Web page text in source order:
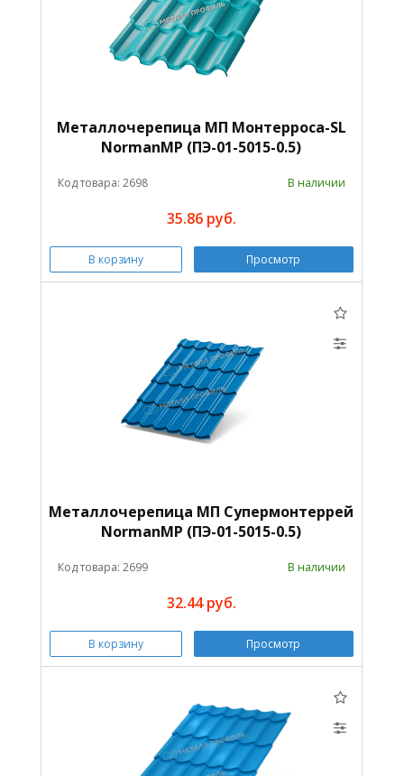
Металлочерепица МП Монтерроса-SL
NormanMP (ПЭ-01-5015-0.5)
Код товара: 2698 В наличии
35.86 руб.
В корзину Просмотр
Металлочерепица МП Супермонтеррей
NormanMP (ПЭ-01-5015-0.5)
Код товара: 2699 В наличии
32.44 руб.
В корзину Просмотр